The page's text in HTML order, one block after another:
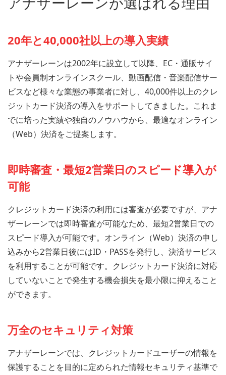
20年と40,000社以上の導入実績
アナザーレーンは2002年に設立して以降、EC・通販サイ
トや会員制オンラインスクール、動画配信・音楽配信サー
ビスなど様々な業態の事業者に対し、40,000件以上のクレ
ジットカード決済の導入をサポートしてきました。これま
でに培った実績や独自のノウハウから、最適なオンライン
（Web）決済をご提案します。
即時審査・最短2営業日のスピード導入が
可能
クレジットカード決済の利用には審査が必要ですが、アナ
ザーレーンでは即時審査が可能なため、最短2営業日での
スピード導入が可能です。オンライン（Web）決済の申し
込みから2営業日後にはID・PASSを発行し、決済サービス
を利用することが可能です。クレジットカード決済に対応
していないことで発生する機会損失を最小限に抑えること
ができます。
万全のセキュリティ対策
アナザーレーンでは、クレジットカードユーザーの情報を
保護することを目的に定められた情報セキュリティ基準で